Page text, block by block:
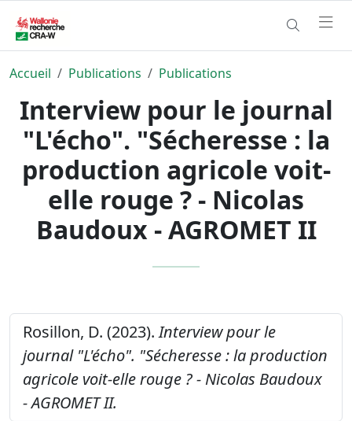
Accueil Publications Publications
Interview pour le journal
"L'écho". "Sécheresse : la
production agricole voit-
elle rouge ? - Nicolas
Baudoux - AGROMET II
Rosillon, D. (2023).Interview pour le
journal "L'écho". "Sécheresse : la production
agricole voit-elle rouge ? - Nicolas Baudoux
- AGROMET II.